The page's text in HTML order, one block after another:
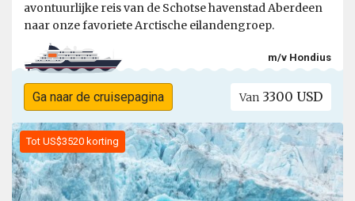
avontuurlijke reis van de Schotse havenstad Aberdeen
naar onze favoriete Arctische eilandengroep.
m/v Hondius
Ga naar de cruisepagina Van 3300 USD
Tot US$3520 korting